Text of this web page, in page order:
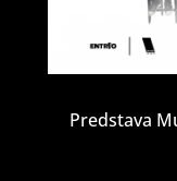
Predstava